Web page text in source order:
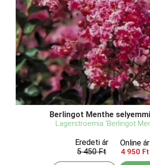
Berlingot Menthe
Lagerstroemia 'Berlingot
Eredeti ár
5 450 Ft
Online ár
4 950 Ft